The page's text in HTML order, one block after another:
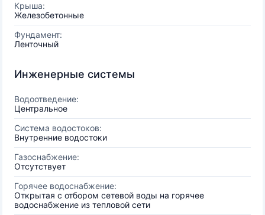
Крыша:
Железобетонные
Фундамент:
Ленточный
Инженерные системы
Водоотведение:
Центральное
Система водостоков:
Внутренние водостоки
Газоснабжение:
Отсутствует
Горячее водоснабжение:
Открытая с отбором сетевой воды на горячее
водоснабжение из тепловой сети